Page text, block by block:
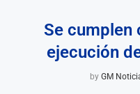
Se cumplen
ejecución
by GM